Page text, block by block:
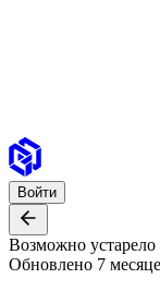
Войти
Возможно устарело
Обновлено 7